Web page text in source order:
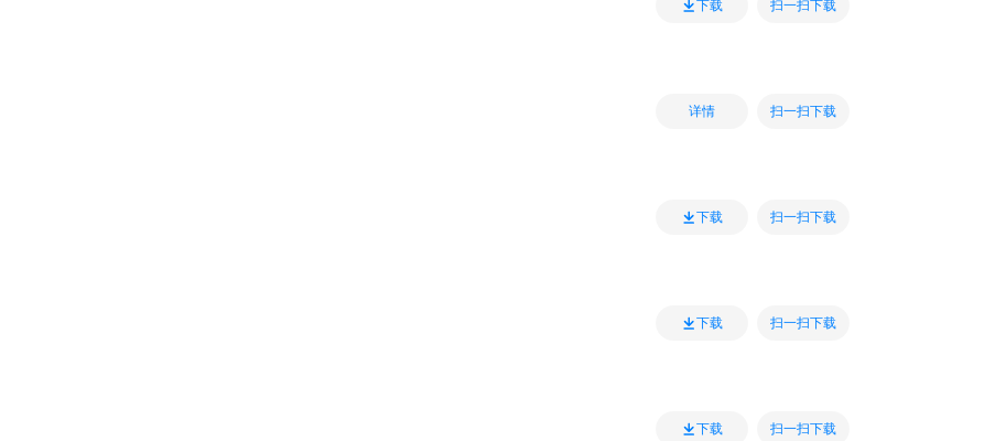
下载 扫一扫下载
详情 扫一扫下载
下载 扫一扫下载
下载 扫一扫下载
下载 扫一扫下载